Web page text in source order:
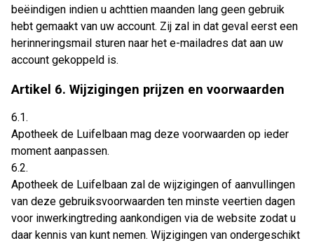
beëindigen indien u achttien maanden lang geen gebruik
hebt gemaakt van uw account. Zij zal in dat geval eerst een
herinneringsmail sturen naar het e-mailadres dat aan uw
account gekoppeld is.
Artikel 6. Wijzigingen prijzen en voorwaarden
6.1.
Apotheek de Luifelbaan mag deze voorwaarden op ieder
moment aanpassen.
6.2.
Apotheek de Luifelbaan zal de wijzigingen of aanvullingen
van deze gebruiksvoorwaarden ten minste veertien dagen
voor inwerkingtreding aankondigen via de website zodat u
daar kennis van kunt nemen. Wijzigingen van ondergeschikt